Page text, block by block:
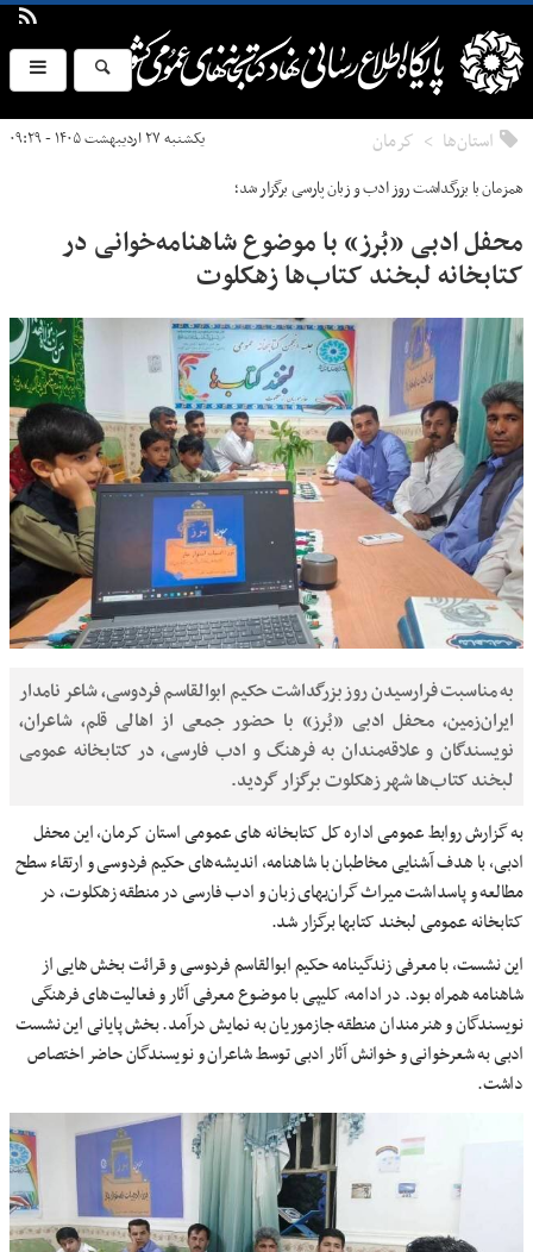
استان‌ها كرمان یکشنبه ۲۷ اردیبهشت ۱۴۰۵ - ۰۹:۲۹
همزمان با بزرگداشت روز ادب و زبان پارسی برگزار شد؛
محفل ادبی «بُرز» با موضوع شاهنامه‌خوانی در
کتابخانه لبخند کتاب‌ها زهکلوت
به مناسبت فرارسیدن روز بزرگداشت حکیم ابوالقاسم فردوسی، شاعر نامدار
ایران‌زمین، محفل ادبی «بُرز» با حضور جمعی از اهالی قلم، شاعران،
نویسندگان و علاقه‌مندان به فرهنگ و ادب فارسی، در کتابخانه عمومی
لبخند کتاب‌ها شهر زهکلوت برگزار گردید.
به گزارش روابط عمومی اداره کل کتابخانه های عمومی استان کرمان، این محفل
ادبی، با هدف آشنایی مخاطبان با شاهنامه، اندیشه‌های حکیم فردوسی و ارتقاء سطح
مطالعه و پاسداشت میراث گران‌بهای زبان و ادب فارسی در منطقه زهکلوت، در
کتابخانه عمومی لبخند کتابها برگزار شد.
این نشست، با معرفی زندگینامه حکیم ابوالقاسم فردوسی و قرائت بخش هایی از
شاهنامه همراه بود. در ادامه، کلیپی با موضوع معرفی آثار و فعالیت‌های فرهنگی
نویسندگان و هنرمندان منطقه جازموریان به نمایش درآمد. بخش پایانی این نشست
ادبی به شعرخوانی و خوانش آثار ادبی توسط شاعران و نویسندگان حاضر اختصاص
داشت.